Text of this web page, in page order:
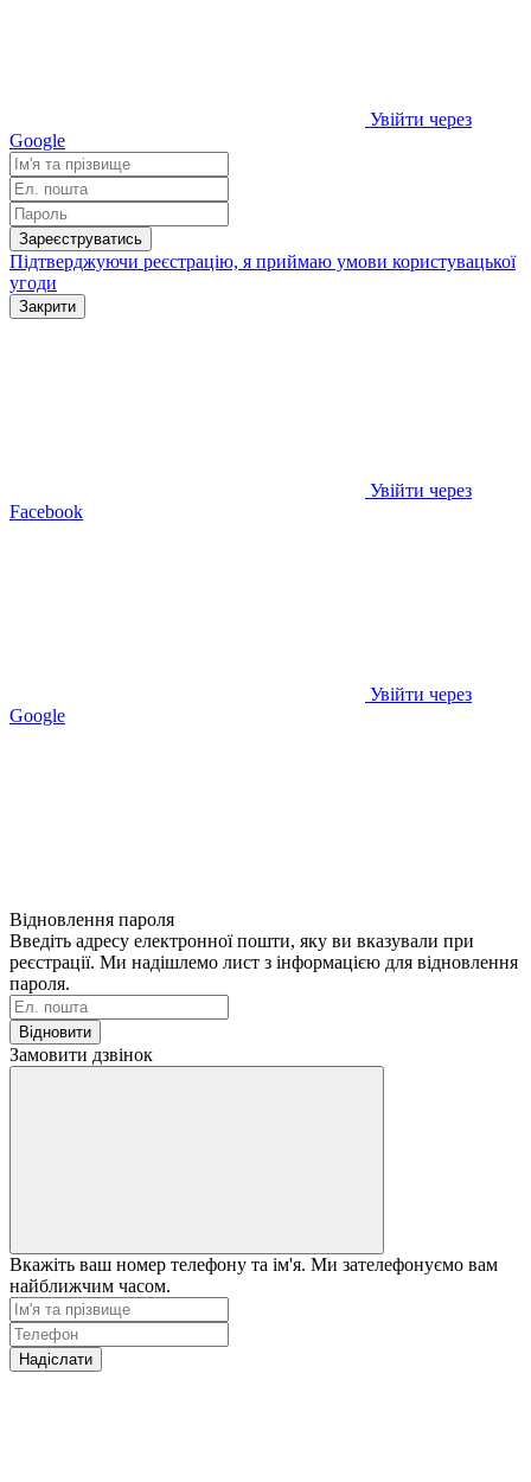
Увійти через
Google
Зареєструватись
Підтверджуючи реєстрацію, я приймаю умови користувацької
угоди
Закрити
Увійти через
Facebook
Увійти через
Google
Відновлення пароля
Введіть адресу електронної пошти, яку ви вказували при
реєстрації. Ми надішлемо лист з інформацією для відновлення
пароля.
Відновити
Замовити дзвінок
Вкажіть ваш номер телефону та ім'я. Ми зателефонуємо вам
найближчим часом.
Надіслати